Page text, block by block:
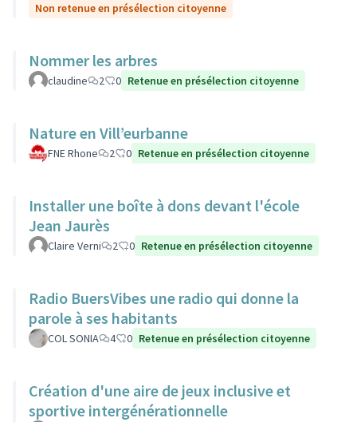
Non retenue en présélection citoyenne
Nommer les arbres
claudine 2 0 Retenue en présélection citoyenne
Nature en Vill’eurbanne
FNE Rhone 2 0 Retenue en présélection citoyenne
Installer une boîte à dons devant l'école
Jean Jaurès
Claire Verni 2 0 Retenue en présélection citoyenne
Radio BuersVibes une radio qui donne la
parole à ses habitants
COL SONIA 4 0 Retenue en présélection citoyenne
Création d'une aire de jeux inclusive et
sportive intergénérationnelle